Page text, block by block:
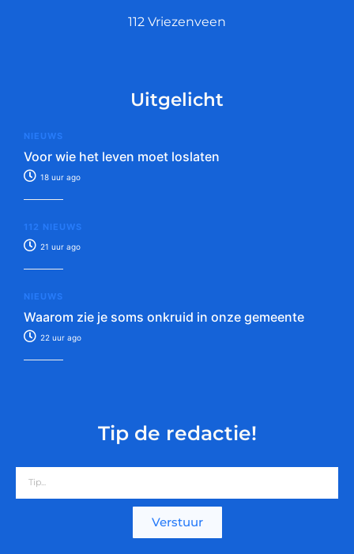
112 Vriezenveen
Uitgelicht
NIEUWS
Voor wie het leven moet loslaten
18 uur ago
112 NIEUWS
21 uur ago
NIEUWS
Waarom zie je soms onkruid in onze gemeente
22 uur ago
Tip de redactie!
Verstuur